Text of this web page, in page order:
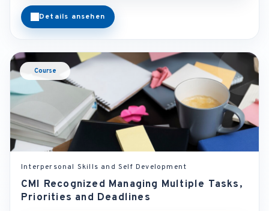
Details ansehen
Course
Interpersonal Skills and Self Development
CMI Recognized Managing Multiple Tasks,
Priorities and Deadlines